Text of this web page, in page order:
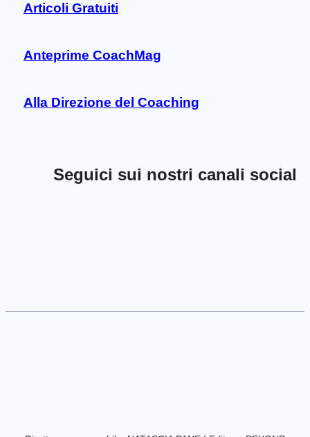
Articoli Gratuiti
Anteprime CoachMag
Alla Direzione del Coaching
Seguici sui nostri canali social